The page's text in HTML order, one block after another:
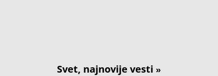
Svet, najnovije vesti »